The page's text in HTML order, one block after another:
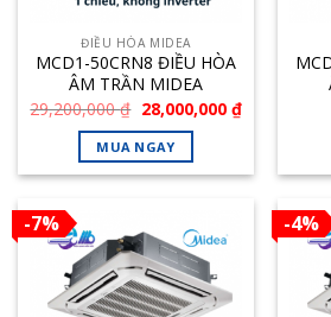
ĐIỀU HÒA MIDEA
MCD1-50CRN8 ĐIỀU HÒA
ÂM TRẦN MIDEA
48.000BTU
29,200,000₫ Giá
gốc
là:
29,200,000 ₫.
28,000,000 ₫Giá
hiện
28,000,000
MUA NGAY
-7% -4%